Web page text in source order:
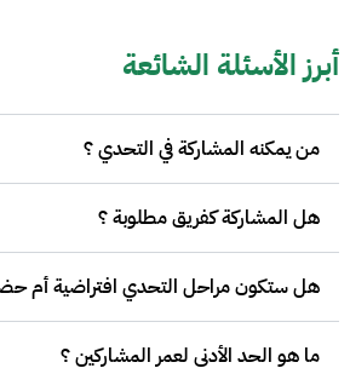
أبرز الأسئلة الشائعة
من يمكنه المشاركة في التحدي ؟
هل المشاركة كفريق مطلوبة ؟
هل ستكون مراحل التحدي افتراضية أم
ما هو الحد الأدنى لعمر المشاركين ؟